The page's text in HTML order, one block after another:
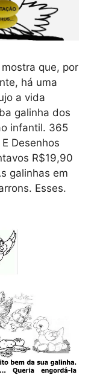
que, por
há uma
a vida
galinha dos
infantil. 365
Desenhos
R$19,90
galinhas em
Esses.